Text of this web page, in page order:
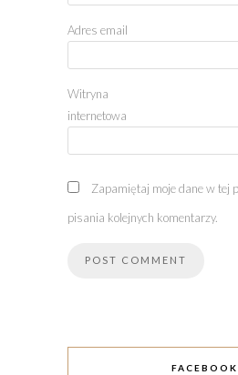
Adres email
Witryna
internetowa
Zapamiętaj moje dane w tej
pisania kolejnych komentarzy.
FACEBOOK